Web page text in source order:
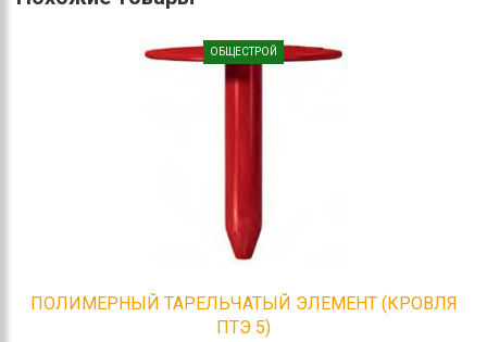
ОБЩЕСТРОЙ
ПОЛИМЕРНЫЙ ТАРЕЛЬЧАТЫЙ ЭЛЕМЕНТ (КРОВЛЯ
ПТЭ 5)